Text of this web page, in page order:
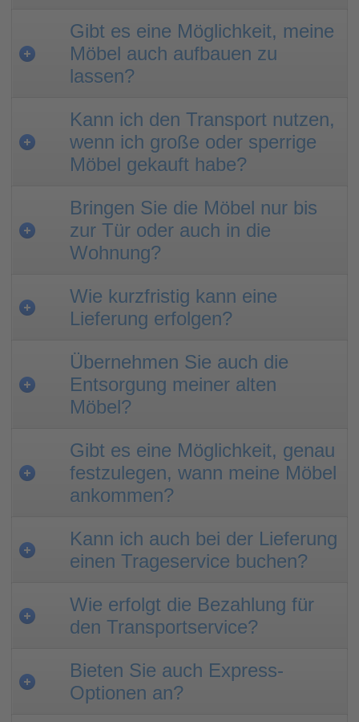
Gibt es eine Möglichkeit, meine
Möbel auch aufbauen zu
lassen?
Kann ich den Transport nutzen,
wenn ich große oder sperrige
Möbel gekauft habe?
Bringen Sie die Möbel nur bis
zur Tür oder auch in die
Wohnung?
Wie kurzfristig kann eine
Lieferung erfolgen?
Übernehmen Sie auch die
Entsorgung meiner alten
Möbel?
Gibt es eine Möglichkeit, genau
festzulegen, wann meine Möbel
ankommen?
Kann ich auch bei der Lieferung
einen Trageservice buchen?
Wie erfolgt die Bezahlung für
den Transportservice?
Bieten Sie auch Express-
Optionen an?